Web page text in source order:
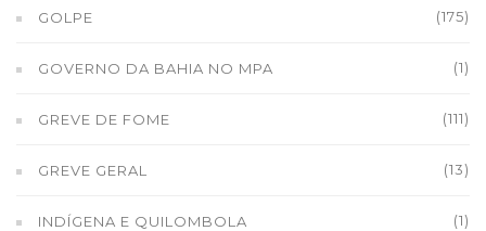
GOLPE (175)
GOVERNO DA BAHIA NO MPA (1)
GREVE DE FOME (111)
GREVE GERAL (13)
INDÍGENA E QUILOMBOLA (1)